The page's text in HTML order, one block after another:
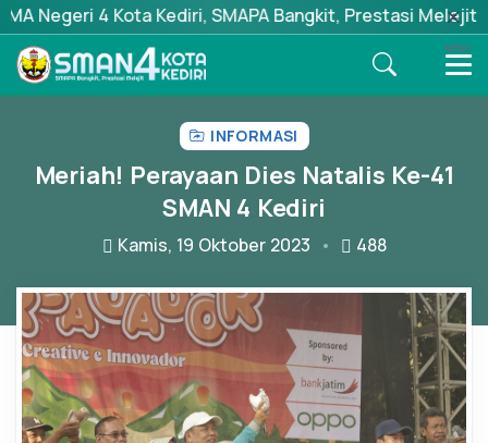
Kediri, SMAPA Bangkit, Prestasi Melejit
MENU
INFORMASI
Meriah! Perayaan Dies Natalis Ke-41
SMAN 4 Kediri
Kamis, 19 Oktober 2023 488